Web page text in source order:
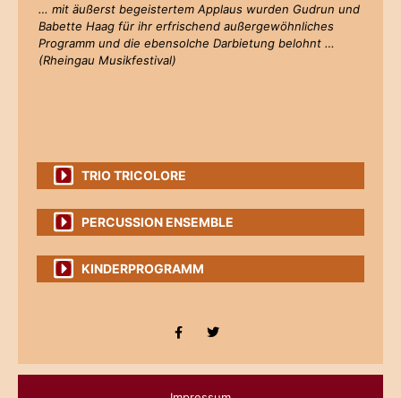
… mit äußerst begeistertem Applaus wurden Gudrun und
Babette Haag für ihr erfrischend außergewöhnliches
Programm und die ebensolche Darbietung belohnt …
(Rheingau Musikfestival)
TRIO TRICOLORE
PERCUSSION ENSEMBLE
KINDERPROGRAMM